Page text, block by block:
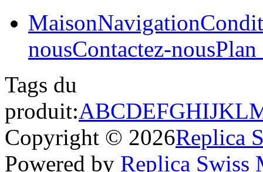
MaisonNavigation
nousContactez-nousPlan
Tags du
produit:ABCDEFGHIJKL
Copyright © 2026Replica
Powered by Replica Swiss